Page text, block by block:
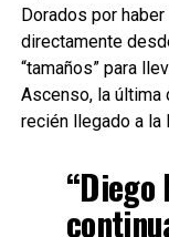
Dorados por
directamente
“tamaños” para
Ascenso, la última
recién llegado a la
“Diego